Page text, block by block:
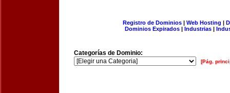
Registro de Dominios| Web Hosting |
Dominios Expirados | Industrias |
Categorías de Dominio:
[Pág.